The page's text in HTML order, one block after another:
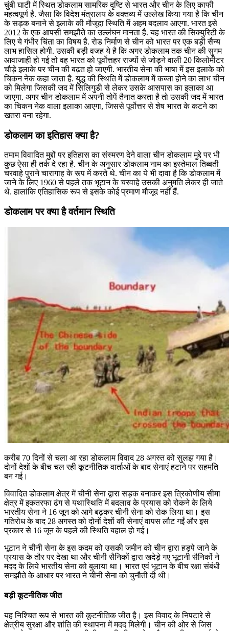
चुंबी घाटी में स्थित डोकलाम सामरिक दृष्टि से भारत और चीन के लिए काफी
महत्वपूर्ण है. जैसा कि विदेश मंत्रालय के वक्तव्य में उल्लेख किया गया है कि चीन
के सड़क बनाने से इलाके की मौजूदा स्थिति में अहम बदलाव आएगा. भारत इसे
2012 के एक आपसी समझौते का उल्लंघन मानता है. यह भारत की सिक्युरिटी के
लिए ये गंभीर चिंता का विषय है. रोड निर्माण से चीन को भारत पर एक बड़ी सैन्य
लाभ हासिल होगी. उसकी बड़ी वजह ये है कि अगर डोकलाम तक चीन की सुगम
आवाजाही हो गई तो वह भारत को पूर्वोत्तहर राज्यों से जोड़ने वाली 20 किलोमीटर
चौड़े इलाके पर चीन की बढ़त हो जाएगी. भारतीय सेना की भाषा में इस इलाके को
चिकन नेक कहा जाता है. युद्ध की स्थिति में डोकलाम में कब्जा होने का लाभ चीन
को मिलेगा जिसकी जद में सिलिगुडी से लेकर उसके आसपास का इलाका आ
जाएगा. अगर चीन डोकलाम में अपनी तोपें तैनात करता है तो उसकी जद में भारत
का चिकन नेक वाला इलाका आएगा, जिससे पूर्वोत्तर से शेष भारत के कटने का
खतरा बना रहेगा.
डोकलाम का इतिहास क्‍या है?
तमाम विवादित मुद्दों पर इतिहास का संस्मरण देने वाला चीन डोकलाम मुद्दे पर भी
कुछ ऐसा ही तर्क दे रहा है. चीन के अनुसार डोकलाम नाम का इस्तेमाल तिब्बती
चरवाहे पुराने चारागाह के रूप में करते थे. चीन का ये भी दावा है कि डोकलाम में
जाने के लिए 1960 से पहले तक भूटान के चरवाहे उसकी अनुमति लेकर ही जाते
थे. हालांकि एतिहासिक रूप से इसके कोई प्रमाण मौजूद नहीं हैं.
डोकलाम पर क्या है वर्तमान स्थिति
करीब 70 दिनों से चला आ रहा डोकलाम विवाद 28 अगस्त को सुलझ गया है।
दोनों देशों के बीच चल रही कूटनीतिक वार्ताओं के बाद सेनाएं हटाने पर सहमति
बन गई।
विवादित डोकलाम क्षेत्र में चीनी सेना द्वारा सड़क बनाकर इस त्रिकोणीय सीमा
क्षेत्र में इकतरफा ढंग से यथास्थिति में बदलाव के प्रयास को रोकने के लिये
भारतीय सेना ने 16 जून को आगे बढ़कर चीनी सेना को रोक लिया था। इस
गतिरोध के बाद 28 अगस्त को दोनों देशों की सेनाएं वापस लौट गईं और इस
प्रकार से 16 जून के पहले की स्थिति बहाल हो गई।
भूटान ने चीनी सेना के इस कदम को उसकी जमीन को चीन द्वारा हड़पे जाने के
प्रयास के तौर पर देखा था और चीनी सैनिकों द्वारा खदेड़े गए भूटानी सैनिकों ने
मदद के लिये भारतीय सेना को बुलाया था। भारत एवं भूटान के बीच रक्षा संबंधी
समझौते के आधार पर भारत ने चीनी सेना को चुनौती दी थी।
बड़ी कूटनीतिक जीत
यह निश्चित रूप से भारत की कूटनीतिक जीत है। इस विवाद के निपटारे से
क्षेत्रीय सुरक्षा और शांति की स्थापना में मदद मिलेगी। चीन की ओर से जिस